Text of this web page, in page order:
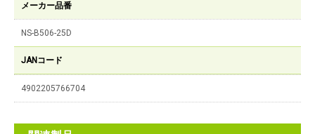
メーカー品番
NS-B506-25D
JANコード
4902205766704